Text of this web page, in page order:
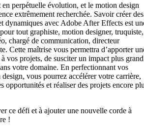
perpétuelle évolution, et le motion design
extrêmement recherchée. Savoir créer des
dynamiques avec Adobe After Effects est
tout graphiste, motion designer, truquiste,
chargé de communication, directeur
Cette maîtrise vous permettra d’apporter
vos projets, de susciter un impact plus grand
votre domaine. En perfectionnant vos
vous pourrez accélérer votre carrière,
opportunités et réaliser des projets encore
ce défi et à ajouter une nouvelle corde à
!